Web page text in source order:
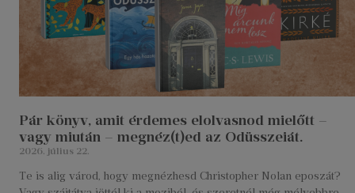
Pár könyv, amit érdemes elolvasnod mielőtt –
vagy miután – megnéz(t)ed az Odüsszeiát.
2026. július 22.
Te is alig várod, hogy megnézhesd Christopher Nolan eposzát?